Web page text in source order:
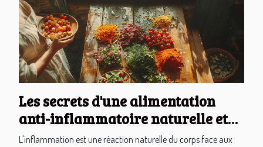
Les secrets d'une alimentation
anti-inflammatoire naturelle et
gourmande
L'inflammation est une réaction naturelle du corps face aux